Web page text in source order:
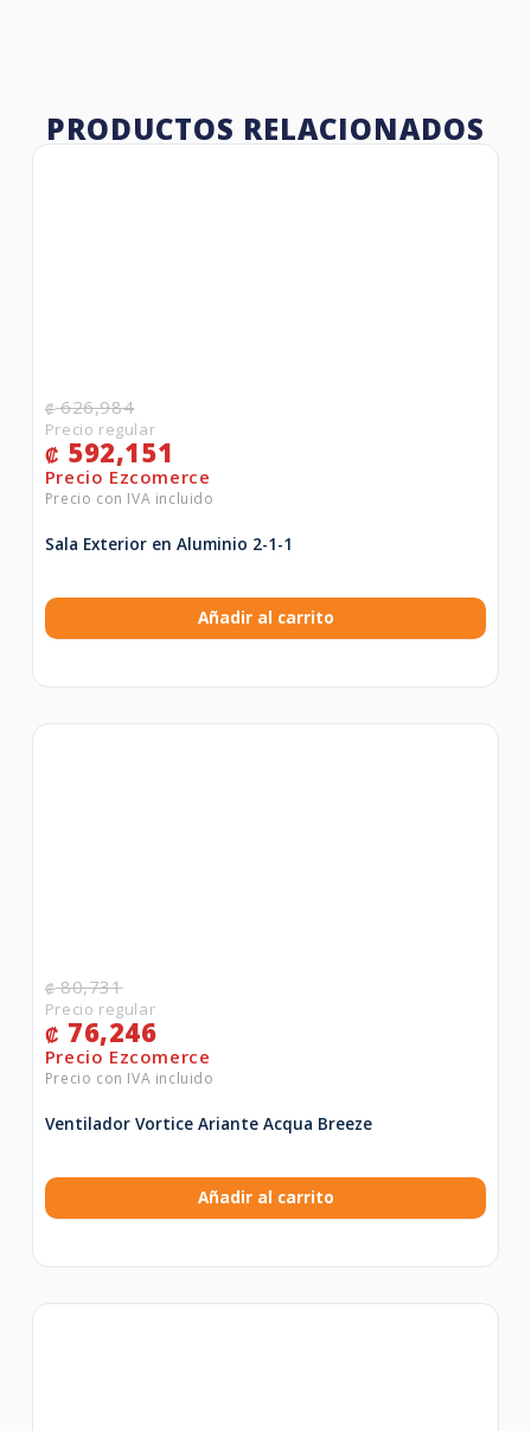
PRODUCTOS RELACIONADOS
₡626,984
₡ 592,151
Sala Exterior en Aluminio 2-1-1
Añadir al carrito
₡80,731
₡ 76,246
Ventilador Vortice Ariante Acqua Breeze
Añadir al carrito